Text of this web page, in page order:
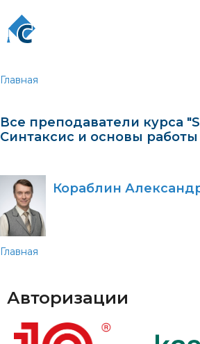
Главная
Все преподаватели курса
Синтаксис и основы
Кораблин
Главная
Авторизации